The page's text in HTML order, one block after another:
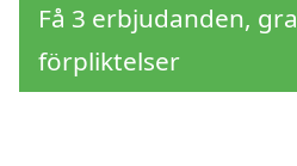
Få 3 erbjudanden,
förpliktelser